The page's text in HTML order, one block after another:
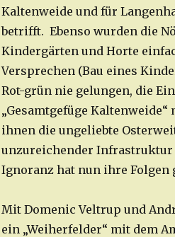
Kaltenweide und für
betrifft. Ebenso wurden die
Kindergärten und Horte
Versprechen (Bau eines
Rot-grün nie gelungen, die
„Gesamtgefüge
ihnen die ungeliebte
unzureichender Infrastruktur
Ignoranz hat nun ihre Folgen
Mit Domenic Veltrup und
ein „Weiherfelder“ mit dem